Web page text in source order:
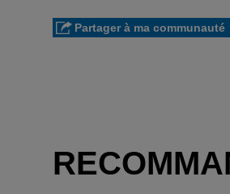
Partager à ma communauté